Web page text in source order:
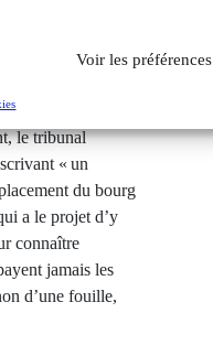
Voir les préférences
de la vie
procédures.
d’affranchir
des
le tribunal
« un
du bourg
a le projet d’y
connaître
jamais les
d’une fouille,